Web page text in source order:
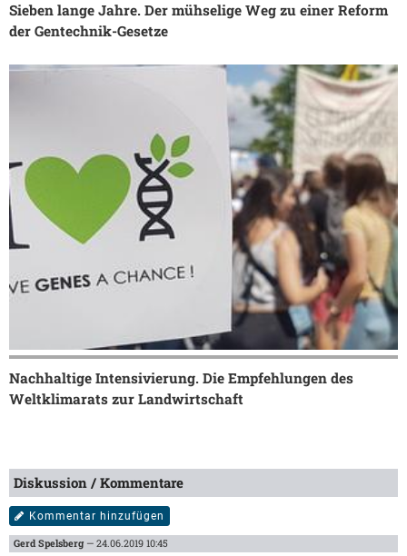
Sieben lange Jahre. Der mühselige Weg zu einer Reform
der Gentechnik-Gesetze
Nachhaltige Intensivierung. Die Empfehlungen des
Weltklimarats zur Landwirtschaft
Diskussion / Kommentare
Kommentar hinzufügen
Gerd Spelsberg — 24.06.2019 10:45